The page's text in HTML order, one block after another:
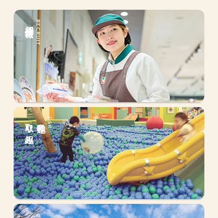
RECRUIT
採用情報
CSR
私達の
取り組み
会社情報